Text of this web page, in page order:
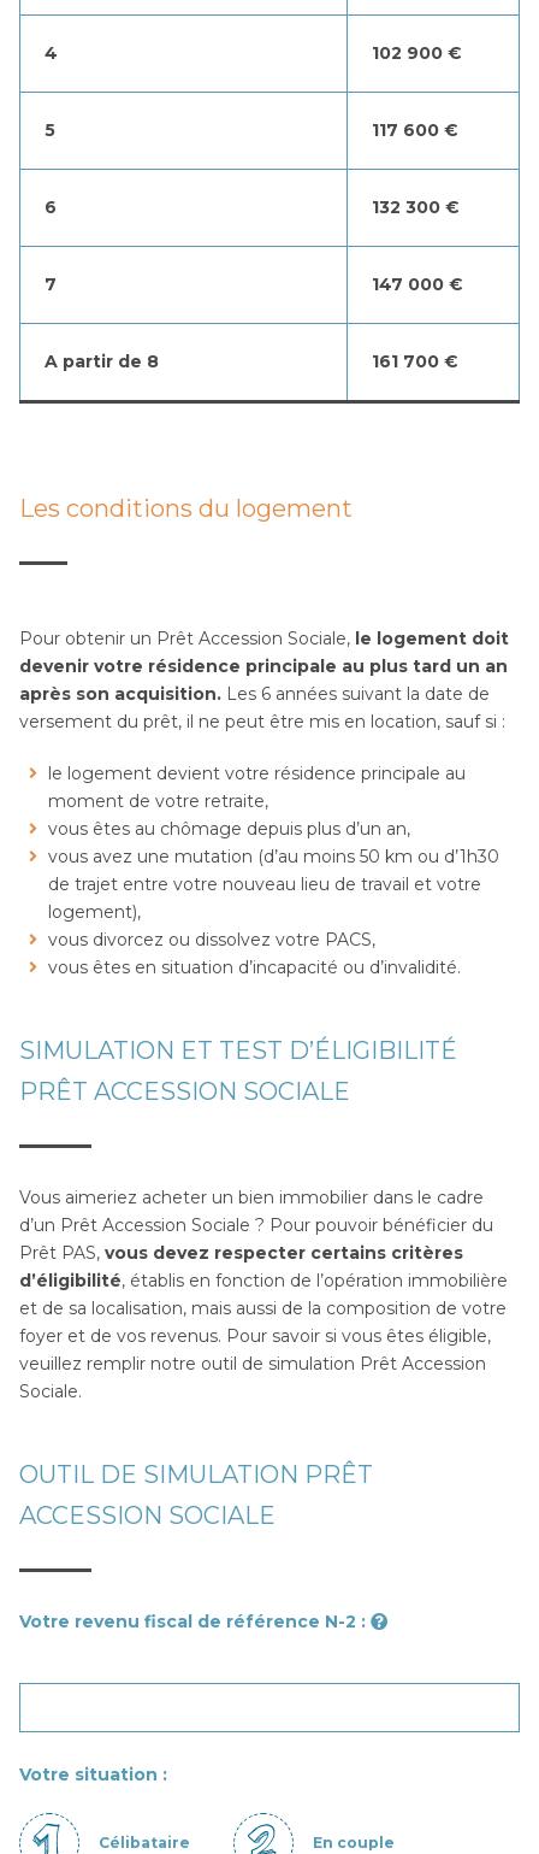
4 102 900 €
5 117 600 €
6 132 300 €
7 147 000 €
A partir de 8 161 700 €
Les conditions du logement
Pour obtenir un Prêt Accession Sociale, le logement doit
devenir votre résidence principale au plus tard un an
après son acquisition. Les 6 années suivant la date de
versement du prêt, il ne peut être mis en location, sauf si :
le logement devient votre résidence principale au
moment de votre retraite,
vous êtes au chômage depuis plus d’un an,
vous avez une mutation (d’au moins 50 km ou d’1h30
de trajet entre votre nouveau lieu de travail et votre
logement),
vous divorcez ou dissolvez votre PACS,
vous êtes en situation d’incapacité ou d’invalidité.
SIMULATION ET TEST D’ÉLIGIBILITÉ
PRÊT ACCESSION SOCIALE
Vous aimeriez acheter un bien immobilier dans le cadre
d’un Prêt Accession Sociale ? Pour pouvoir bénéficier du
Prêt PAS, vous devez respecter certains critères
d’éligibilité, établis en fonction de l’opération immobilière
et de sa localisation, mais aussi de la composition de votre
foyer et de vos revenus. Pour savoir si vous êtes éligible,
veuillez remplir notre outil de simulation Prêt Accession
Sociale.
OUTIL DE SIMULATION PRÊT
ACCESSION SOCIALE
Votre revenu fiscal de référence N-2 :
Votre situation :
Célibataire En couple